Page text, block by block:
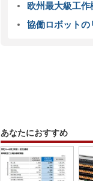
欧州最大級工
協働ロボットの
あなたにおすすめ